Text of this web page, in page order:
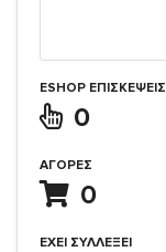
ESHOP ΕΠΙΣΚΈΨΕΙΣ
0
ΑΓΟΡΈΣ
0
ΈΧΕΙ ΣΥΛΛΈΞΕΙ